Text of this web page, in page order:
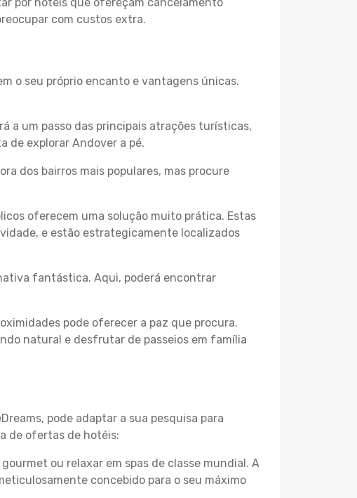
com custos extra.
o seu próprio encanto e vantagens únicas.
a um passo das principais atrações turísticas,
de explorar Andover a pé.
dos bairros mais populares, mas procure
oferecem uma solução muito prática. Estas
e estão estrategicamente localizados
fantástica. Aqui, poderá encontrar
pode oferecer a paz que procura.
natural e desfrutar de passeios em família
pode adaptar a sua pesquisa para
de ofertas de hotéis:
ou relaxar em spas de classe mundial. A
concebido para o seu máximo